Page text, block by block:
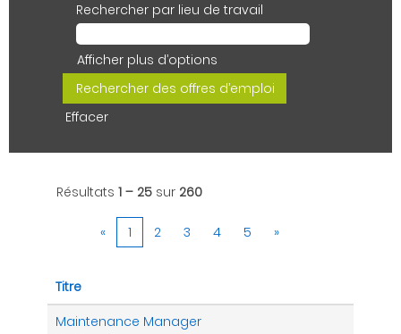
Rechercher par lieu de travail
Afficher plus d’options
Effacer
Résultats 1 – 25sur 260
« 1 2 3 4 5 »
Titre
Maintenance Manager